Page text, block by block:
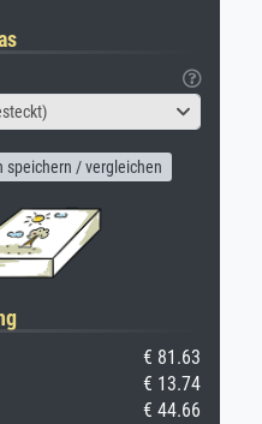
speichern / vergleichen
€ 81.63
€ 13.74
€ 44.66